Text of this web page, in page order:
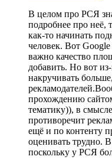
В целом про РСЯ
подробнее про неё,
как-то начинать
человек. Вот
важно качество
добавить. Но вот
накручивать
прохождению
тематику)), в
противоречит
ещё и по контенту
оценивать трудно.
поскольку у РСЯ